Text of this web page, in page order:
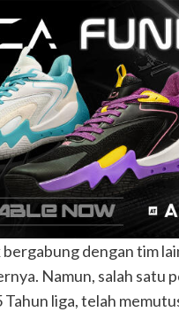
dengan tim
Namun, salah
liga, telah